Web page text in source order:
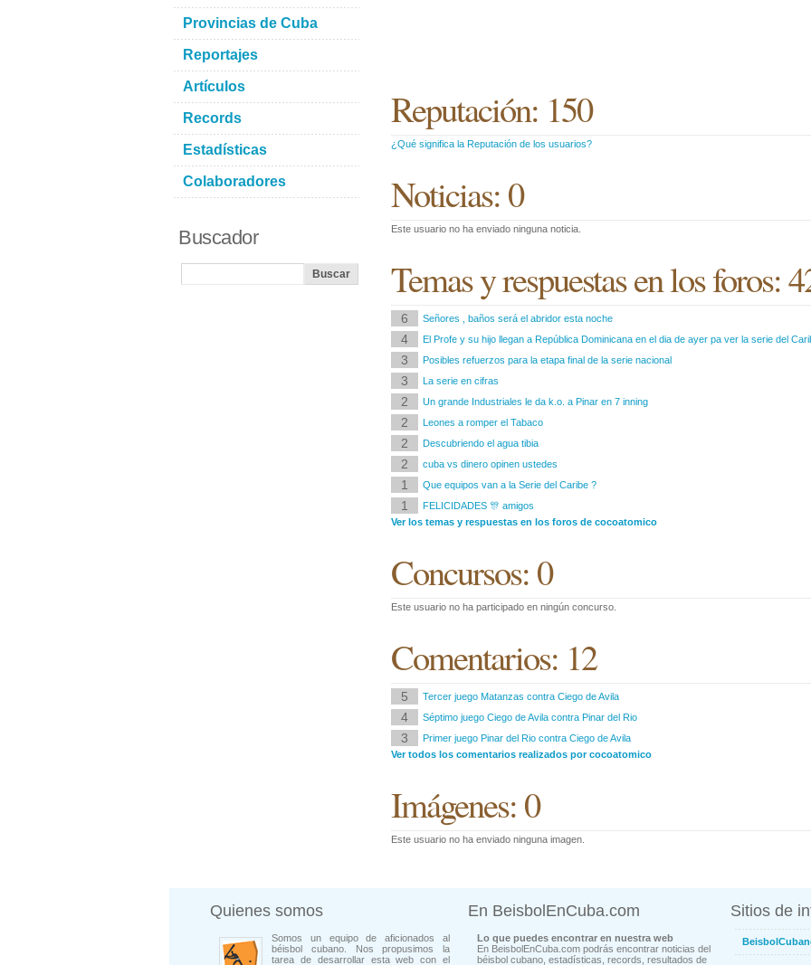
Reputación: 150
¿Qué significa la Reputación de los usuarios?
Noticias: 0
Este usuario no ha enviado ninguna noticia.
Temas y respuestas en los foros:
6 Señores , baños será el abridor esta noche
4 El Profe y su hijo llegan a República Dominicana en el dia de ayer pa ver la serie del
3 Posibles refuerzos para la etapa final de la serie nacional
3 La serie en cifras
2 Un grande Industriales le da k.o. a Pinar en 7 inning
2 Leones a romper el Tabaco
2 Descubriendo el agua tibia
2 cuba vs dinero opinen ustedes
1 Que equipos van a la Serie del Caribe ?
1
FELICIDADES 🎊 amigos
Ver los temas y respuestas en los foros de cocoatomico
Concursos: 0
Este usuario no ha participado en ningún concurso.
Comentarios: 12
5 Tercer juego Matanzas contra Ciego de Avila
4 Séptimo juego Ciego de Avila contra Pinar del Rio
3
Primer juego Pinar del Rio contra Ciego de Avila
Ver todos los comentarios realizados por cocoatomico
Imágenes: 0
Este usuario no ha enviado ninguna imagen.
Provincias de Cuba
Reportajes
Artículos
Records
Estadísticas
Colaboradores
Buscador
Quienes somos
Somos un equipo de aficionados al
béisbol cubano. Nos propusimos la
tarea de desarrollar esta web con el
En BeisbolEnCuba.com
Lo que puedes encontrar en nuestra web
En BeisbolEnCuba.com podrás encontrar noticias del
béisbol cubano, estadísticas, records, resultados de
Sitios de